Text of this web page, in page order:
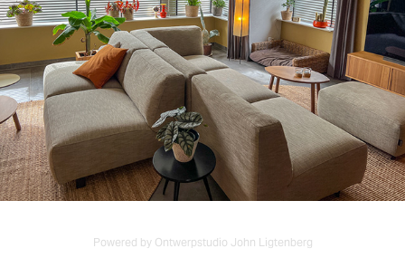
Nieuw Huis
Powered by Ontwerpstudio John Ligtenberg